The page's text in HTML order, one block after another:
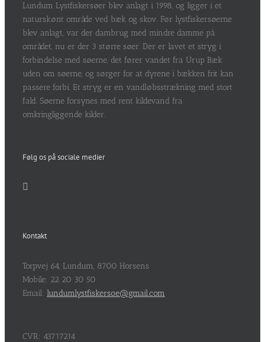
Lundum Lystfiskersøer blev anlagt i 1998, og ligger i et
naturskønt område ved bæk og skov. Før lystfiskersøerne
blev anlagt, var der dambrug med mindre damme på
området, nu er der 3 større søer. Der er lavet et stryg i
forbindelse med søerne, det fører vandet fra Urup Bæk
uden om søerne, og sørger for at dyrene i bækken frit kan
passere forbi. Et stryg er en vandløbsstrækning med stort
fald. Søerne forsynes med rent kildevand fra
omkringliggende kilder.
Følg os på sociale medier
Kontakt
Torpvej 64, Lundum, 8700 Horsens
Mobile: 22 20 30 50
Email: lundumlystfiskersoe@gmail.com
CVR: 43717214